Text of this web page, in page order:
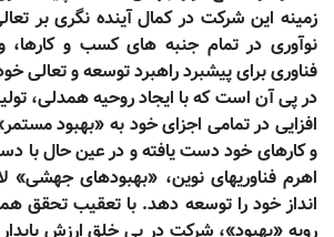
زمینه این شرکت در کمال آینده نگری بر
نوآوری در تمام جنبه های کسب و کارها،
فناوری برای پیشبرد راهبرد توسعه و تعالی
در پی آن است که با ایجاد روحیه همدلی،
افزایی در تمامی اجزای خود به «بهبود
و کارهای خود دست یافته و در عین حال با
اهرم فناوریهای نوین، «بهبودهای جهشی»
انداز خود را توسعه دهد. با تعقیب تحقق